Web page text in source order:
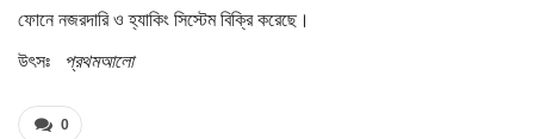
ফোনে নজরদারি ও হ্যাকিং সিস্টেম বিক্রি করেছে।
উৎসঃ
প্রথমআলো
0